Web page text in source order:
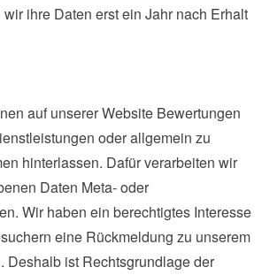
ihre Daten erst ein Jahr nach Erhalt
auf unserer Website Bewertungen
oder allgemein zu
hinterlassen. Dafür verarbeiten wir
Daten Meta- oder
Wir haben ein berechtigtes Interesse
eine Rückmeldung zu unserem
Deshalb ist Rechtsgrundlage der